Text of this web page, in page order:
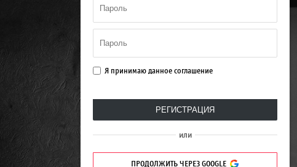
Я принимаю данное соглашение
РЕГИСТРАЦИЯ
или
ПРОДОЛЖИТЬ ЧЕРЕЗ GOOGLE